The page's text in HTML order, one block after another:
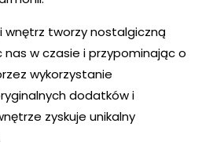
wnętrz tworzy nostalgiczną
w czasie i przypominając o
wykorzystanie
dodatków i
zyskuje unikalny